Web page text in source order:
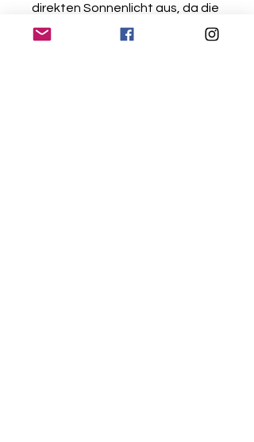
direkten Sonnenlicht aus, da die
Farbe des Steins sonst